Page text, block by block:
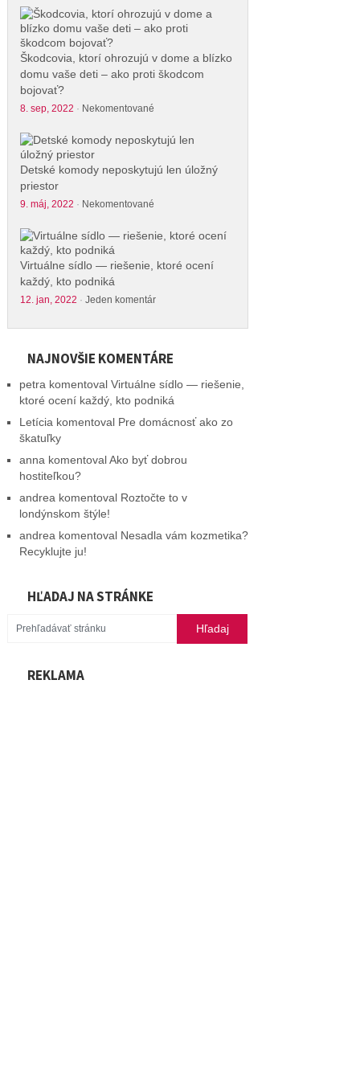
Škodcovia, ktorí ohrozujú v dome a blízko
domu vaše deti – ako proti škodcom
bojovať?
8. sep, 2022 · Nekomentované
Detské komody neposkytujú len úložný
priestor
9. máj, 2022 · Nekomentované
Virtuálne sídlo — riešenie, ktoré ocení
každý, kto podniká
12. jan, 2022 · Jeden komentár
NAJNOVŠIE KOMENTÁRE
petra komentoval Virtuálne sídlo — riešenie,
ktoré ocení každý, kto podniká
Letícia komentoval Pre domácnosť ako zo
škatuľky
anna komentovalAko byť dobrou
hostiteľkou?
andrea komentoval Roztočte to v
londýnskom štýle!
andrea komentoval Nesadla vám kozmetika?
Recyklujte ju!
HĽADAJ NA STRÁNKE
REKLAMA